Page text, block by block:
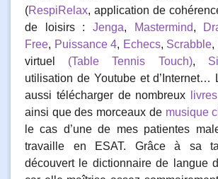
(RespiRelax, application de
de loisirs : Jenga, Mastermind,
Free, Puissance 4, Echecs, Scrabble,
virtuel (Table Tennis Touch),
utilisation de Youtube et d’Internet…
aussi télécharger de nombreux
ainsi que des morceaux de musique
le cas d’une de mes patientes
travaille en ESAT. Grâce à sa
découvert le dictionnaire de langue